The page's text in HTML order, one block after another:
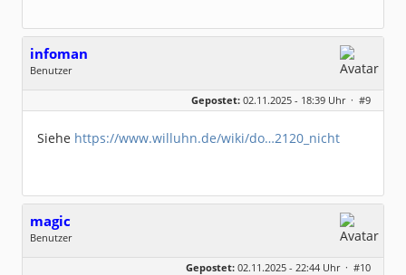
infoman
Benutzer
Geschlecht:
Dabei seit:
06 / 2008
Gepostet: 02.11.2025 - 18:39 Uhr · #9
Siehe https://www.willuhn.de/wiki/do…2120_nicht
magic
Benutzer
Gepostet: 02.11.2025 - 22:44 Uhr · #10